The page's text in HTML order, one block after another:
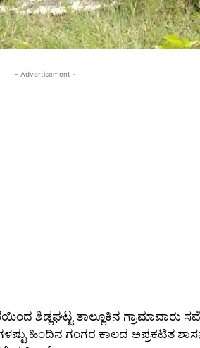
- Advertisement -
ಶಿಡ್ಲಘಟ್ಟ ತಾಲ್ಲೂಕಿನ ಗ್ರಾಮಾವಾರು
ಹಿಂದಿನ ಗಂಗರ ಕಾಲದ ಅಪ್ರಕಟಿತ